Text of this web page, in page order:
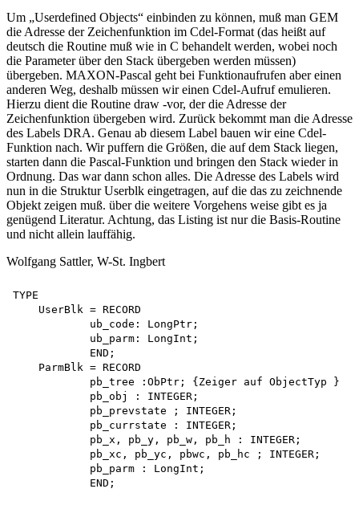
Um „Userdefined Objects“ einbinden zu können, muß man GEM
die Adresse der Zeichenfunktion im Cdel-Format (das heißt auf
deutsch die Routine muß wie in C behandelt werden, wobei noch
die Parameter über den Stack übergeben werden müssen)
übergeben. MAXON-Pascal geht bei Funktionaufrufen aber einen
anderen Weg, deshalb müssen wir einen Cdel-Aufruf emulieren.
Hierzu dient die Routine draw -vor, der die Adresse der
Zeichenfunktion übergeben wird. Zurück bekommt man die Adresse
des Labels DRA. Genau ab diesem Label bauen wir eine Cdel-
Funktion nach. Wir puffern die Größen, die auf dem Stack liegen,
starten dann die Pascal-Funktion und bringen den Stack wieder in
Ordnung. Das war dann schon alles. Die Adresse des Labels wird
nun in die Struktur Userblk eingetragen, auf die das zu zeichnende
Objekt zeigen muß. über die weitere Vorgehens weise gibt es ja
genügend Literatur. Achtung, das Listing ist nur die Basis-Routine
und nicht allein lauffähig.
Wolfgang Sattler, W-St. Ingbert
TYPE
    UserBlk = RECORD
            ub_code: LongPtr;
            ub_parm: LongInt;
            END;
    ParmBlk = RECORD
            pb_tree :ObPtr; {Zeiger auf ObjectTyp }
            pb_obj : INTEGER;
            pb_prevstate ; INTEGER;
            pb_currstate : INTEGER;
            pb_x, pb_y, pb_w, pb_h : INTEGER;
            pb_xc, pb_yc, pbwc, pb_hc ; INTEGER;
            pb_parm : LongInt;
            END;